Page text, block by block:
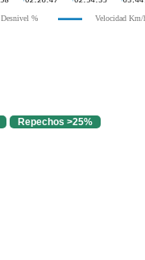
Desnivel % Velocidad Km/
Repechos >25%